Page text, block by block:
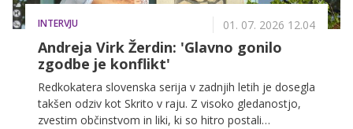
INTERVJU 01. 07. 2026 12.04
Andreja Virk Žerdin: 'Glavno gonilo
zgodbe je konflikt'
Redkokatera slovenska serija v zadnjih letih je dosegla
takšen odziv kot Skrito v raju. Z visoko gledanostjo,
zvestim občinstvom in liki, ki so hitro postali